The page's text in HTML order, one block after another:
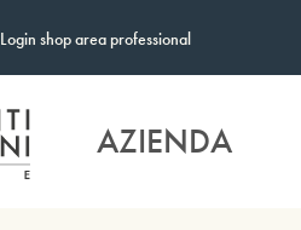
Login shop area professional
AZIENDA